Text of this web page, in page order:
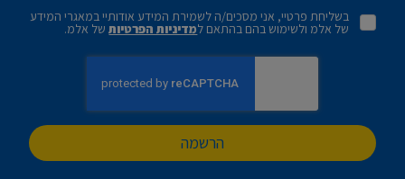
בשליחת פרטיי, אני מסכים/ה לשמירת המידע אודותיי במאגרי המידע
של אלמ ולשימוש בהם בהתאם למדיניות הפרטיותשל אלמ.
הרשמה